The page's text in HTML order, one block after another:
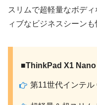
スリムで超軽量なボデ
ィブなビジネスシーン
■ThinkPad X1 Nano
第11世代インテ